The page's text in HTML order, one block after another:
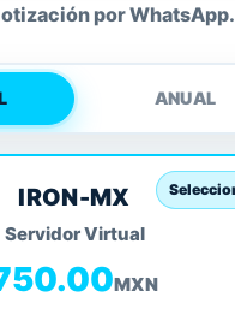
por WhatsApp.
ANUAL
IRON-MX
Servidor Virtual
MXN